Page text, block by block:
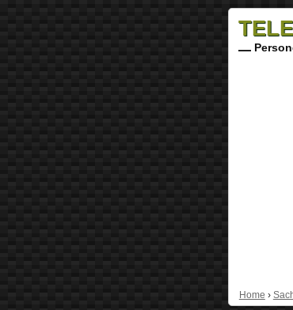
Home ›